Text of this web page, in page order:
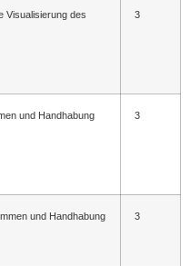
Visualisierung des
3
und Handhabung
3
und Handhabung
3